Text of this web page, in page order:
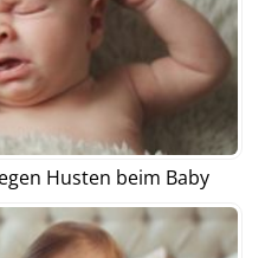
Husten beim Baby